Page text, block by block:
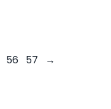
56 57 →